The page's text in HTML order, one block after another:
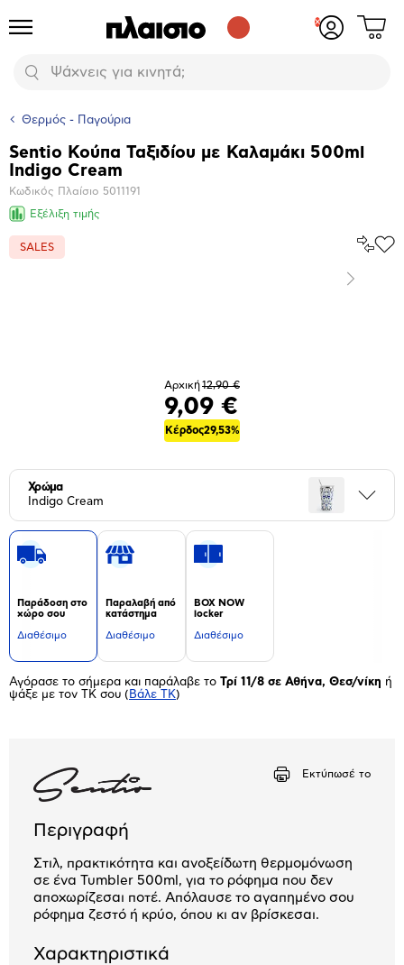
Προϊόντα
Αναζήτηση
Δες
Θερμός - Παγούρια
Βασικά
χαρακτηριστικά
Sentio Κούπα Ταξιδίου με Καλαμάκι 500ml
Indigo Cream
Κωδικός Πλαίσιο 5011191
Εξέλιξη τιμής
SALES
Επόμενο
Αρχική12,90 €
9,09 €
Κέρδος29,53%
Χρώμα
Indigo Cream
Παράδοση στο
χώρο σου
Διαθέσιμο
Παραλαβή από
κατάστημα
Διαθέσιμο
BOX NOW
locker
Διαθέσιμο
Αγόρασε το σήμερα και παράλαβε το Τρί 11/8 σε Αθήνα, Θεσ/νίκη ή
ψάξε με τον ΤΚ σου ( Βάλε ΤΚ)
Εκτύπωσέ το
Περιγραφή
Στιλ, πρακτικότητα και ανοξείδωτη θερμομόνωση
σε ένα Tumbler 500ml, για το ρόφημα που δεν
αποχωρίζεσαι ποτέ. Απόλαυσε το αγαπημένο σου
ρόφημα ζεστό ή κρύο, όπου κι αν βρίσκεσαι.
Χαρακτηριστικά